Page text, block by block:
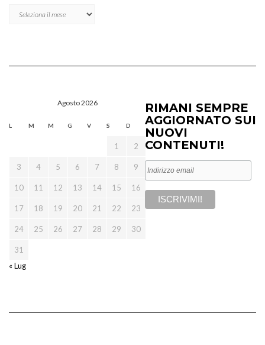
Agosto 2026
L M M G V S D
1 2
3 4 5 6 7 8 9
10 11 12 13 14 15 16
17 18 19 20 21 22 23
24 25 26 27 28 29 30
31
« Lug
RIMANI SEMPRE
AGGIORNATO SUI
NUOVI
CONTENUTI!